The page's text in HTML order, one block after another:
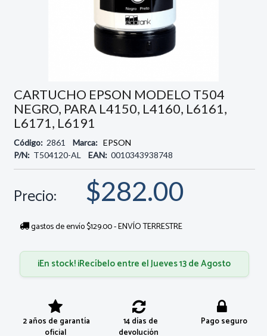
CARTUCHO EPSON MODELO T504
NEGRO, PARA L4150, L4160, L6161,
L6171, L6191
Código: 2861 Marca: EPSON
P/N: T504120-AL EAN: 0010343938748
Precio: $282.00
gastos de envío $129.00 - ENVÍO TERRESTRE
¡En stock! ¡Recíbelo entre el Jueves 13 de Agosto
2 años de garantía
oficial
14 días de
devolución
Pago seguro